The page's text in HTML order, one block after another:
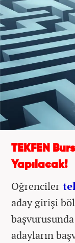
TEKFEN
Yapılacak!
Öğrenciler
aday girişi
adayların